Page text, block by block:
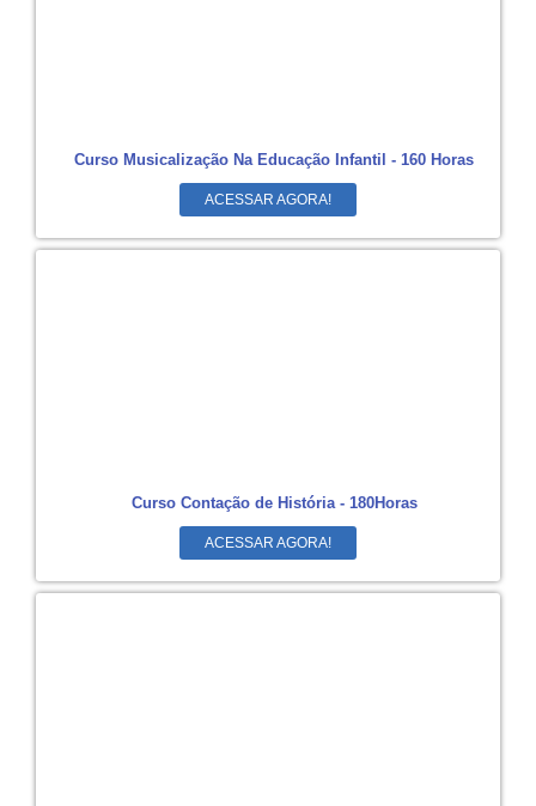
Curso Musicalização Na Educação Infantil - 160 Horas
ACESSAR AGORA!
Curso Contação de História - 180Horas
ACESSAR AGORA!